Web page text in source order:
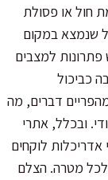
חול או פסולת
שנמצא במקום
פתרונות למצבים
כביכול
דברים, מה
ובכלל, אתרי
אדריכלות לוקחים
לכל מטרה. הצלם